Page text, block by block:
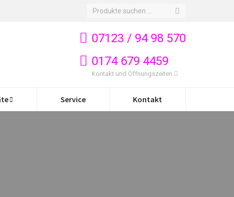
Search:
07123 / 94 98 570
0174 679 4459
Kontakt und Öffnungszeiten
Service Kontakt